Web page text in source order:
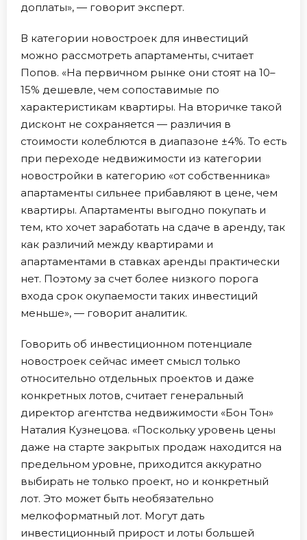
доплаты», — говорит эксперт.
В категории новостроек для инвестиций
можно рассмотреть апартаменты, считает
Попов. «На первичном рынке они стоят на 10–
15% дешевле, чем сопоставимые по
характеристикам квартиры. На вторичке такой
дисконт не сохраняется — различия в
стоимости колеблются в диапазоне ±4%. То есть
при переходе недвижимости из категории
новостройки в категорию «от собственника»
апартаменты сильнее прибавляют в цене, чем
квартиры. Апартаменты выгодно покупать и
тем, кто хочет заработать на сдаче в аренду, так
как различий между квартирами и
апартаментами в ставках аренды практически
нет. Поэтому за счет более низкого порога
входа срок окупаемости таких инвестиций
меньше», — говорит аналитик.
Говорить об инвестиционном потенциале
новостроек сейчас имеет смысл только
относительно отдельных проектов и даже
конкретных лотов, считает генеральный
директор агентства недвижимости «Бон Тон»
Наталия Кузнецова. «Поскольку уровень цены
даже на старте закрытых продаж находится на
предельном уровне, приходится аккуратно
выбирать не только проект, но и конкретный
лот. Это может быть необязательно
мелкоформатный лот. Могут дать
инвестиционный прирост и лоты большей